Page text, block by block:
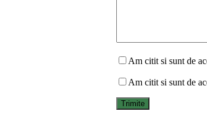
Am citit si sunt de
Am citit si sunt de